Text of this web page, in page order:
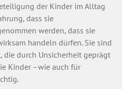
der Kinder im Alltag
dass sie
werden, dass sie
handeln dürfen. Sie sind
die durch Unsicherheit geprägt
Kinder –wie auch für